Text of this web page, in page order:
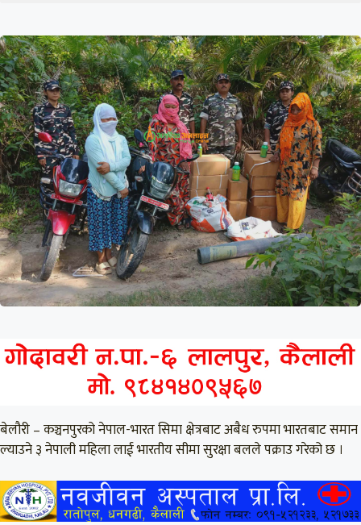
बेलौरी – कञ्चनपुरको नेपाल-भारत सिमा क्षेत्रबाट अबैध रुपमा भारतबाट समान
ल्याउने ३ नेपाली महिला लाई भारतीय सीमा सुरक्षा बलले पक्राउ गरेको छ ।